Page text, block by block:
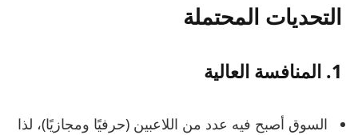
التحديات المحتملة
1. المنافسة العالية
السوق أصبح فيه عدد من اللاعبين (حرفيًا ومجازيًا)، لذا